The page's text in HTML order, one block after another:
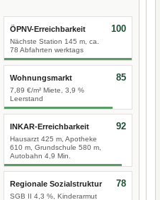
ÖPNV-Erreichbarkeit
Nächste Station 145 m, ca.
78 Abfahrten werktags
100
Wohnungsmarkt
7,89 €/m² Miete, 3,9 %
Leerstand
85
INKAR-Erreichbarkeit
Hausarzt 425 m, Apotheke
610 m, Grundschule 580 m,
Autobahn 4,9 Min.
92
Regionale Sozialstruktur
SGB II 4,3 %, Kinderarmut
78